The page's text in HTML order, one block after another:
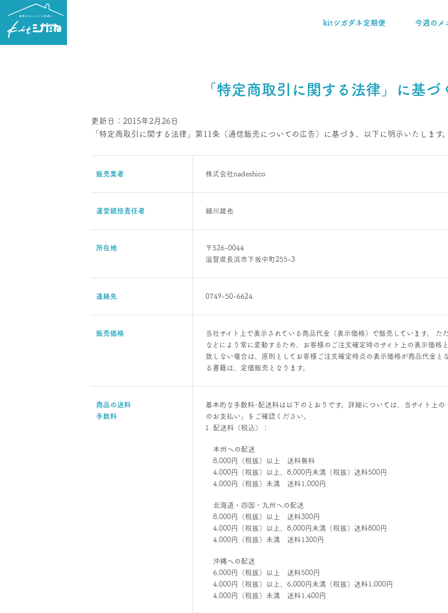
kitシガダネ定期便 今週のメ
「特定商取引に関する法律」に基づ
更新日：2015年2月26日
「特定商取引に関する法律」第11条（通信販売についての広告）に基づき、以下に明示いたします。
販売業者 株式会社nadeshico
運営統括責任者 細川雄也
所在地
〒526-0044
滋賀県長浜市下坂中町255-3
連絡先 0749-50-6624
販売価格
当社サイト上で表示されている商品代金（表示価格）で販売しています。 た
などにより常に変動するため、お客様のご注文確定時のサイト上の表示価格
致しない場合は、原則としてお客様ご注文確定時点の表示価格が商品代金と
る書籍は、定価販売となります。
商品の送料
手数料
基本的な手数料･配送料は以下のとおりです。詳細については、当サイト上
のお支払い」をご確認ください。
配送料（税込）：
本州への配送
8,000円（税抜）以上 送料無料
4,000円（税抜）以上、8,000円未満（税抜）送料500円
4,000円（税抜）未満 送料1,000円
北海道・四国・九州への配送
8,000円（税抜）以上 送料300円
4,000円（税抜）以上、8,000円未満（税抜）送料800円
4,000円（税抜）未満 送料1300円
沖縄への配送
6,000円（税抜）以上 送料500円
4,000円（税抜）以上、6,000円未満（税抜）送料1,000円
4,000円（税抜）未満 送料1,400円